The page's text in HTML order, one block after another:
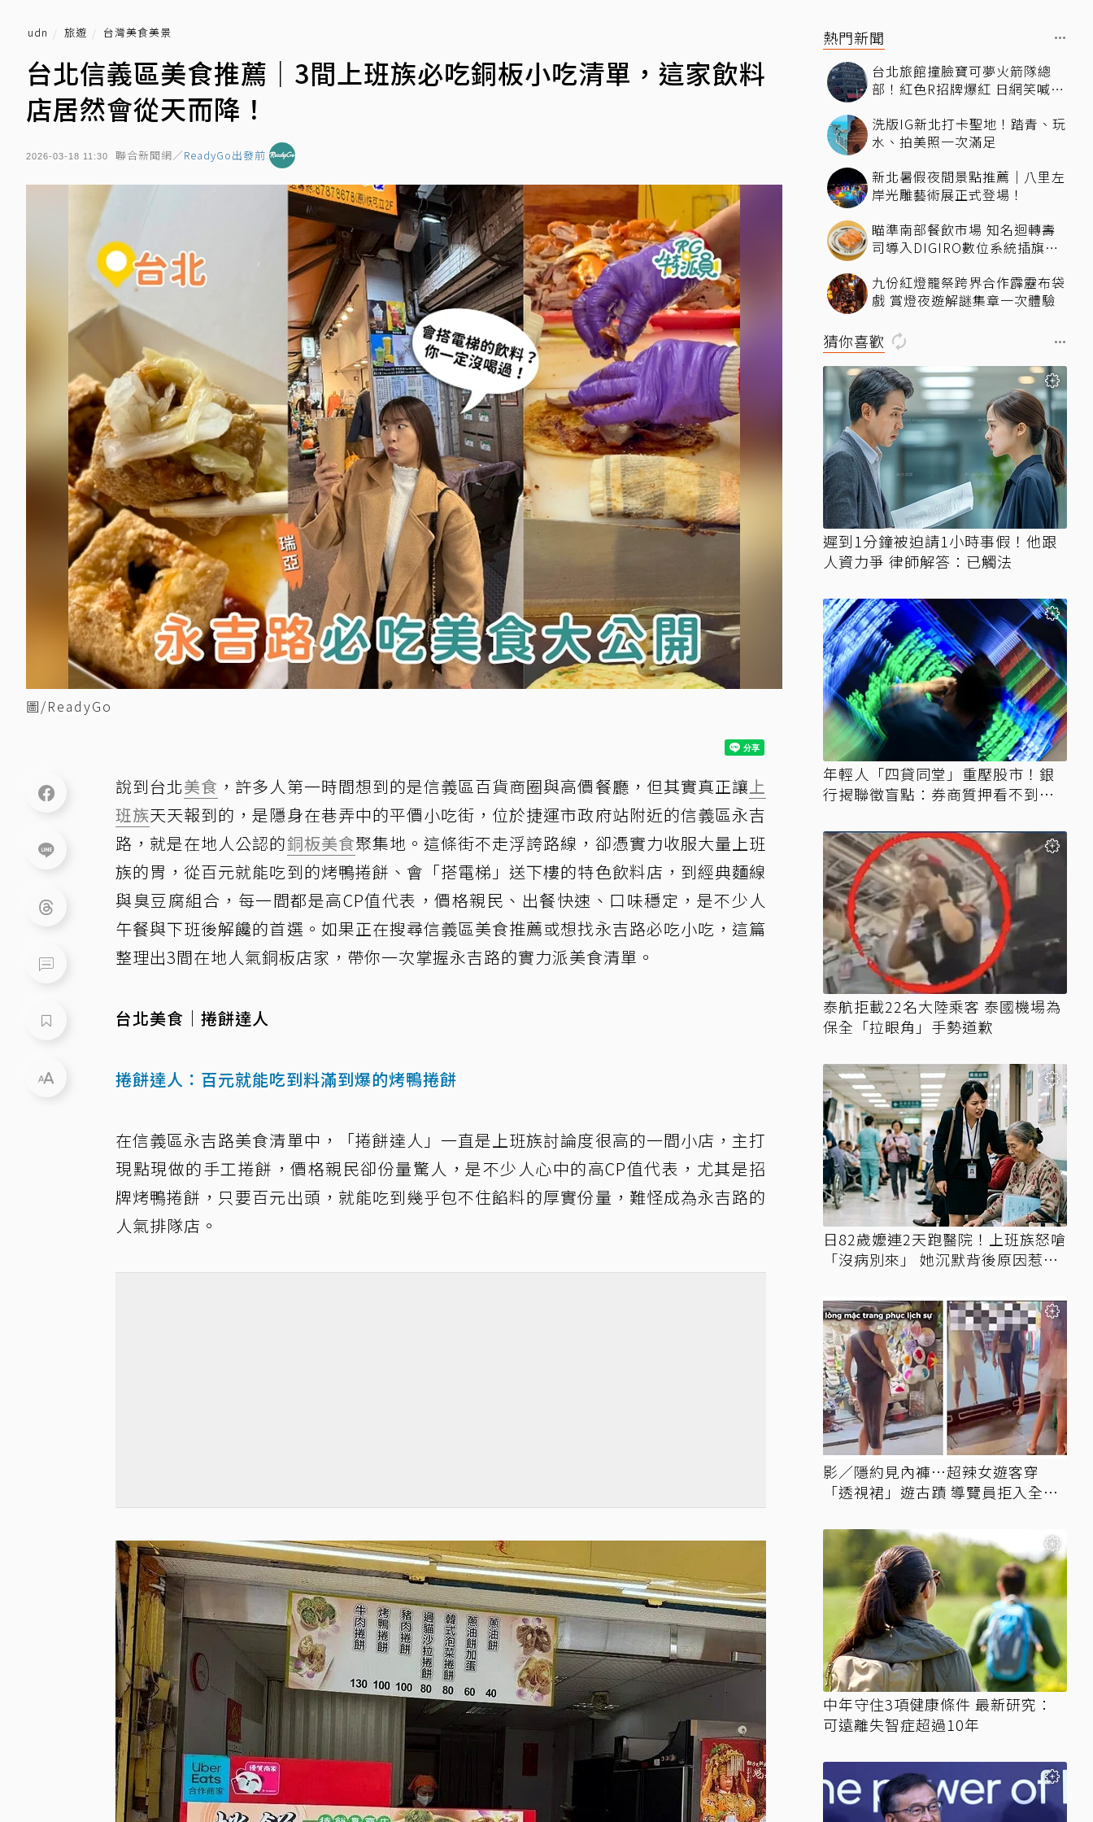
udn 旅遊 台灣美食美景
台北信義區美食推薦｜3間上班族必吃銅板小吃清單，這家飲料
店居然會從天而降！
2026-03-18 11:30 聯合新聞網／ReadyGo出發前
圖/ReadyGo
說到台北美食 ，許多人第一時間想到的是信義區百貨商圈與高價餐廳，但其實真正讓上
班族天天報到的，是隱身在巷弄中的平價小吃街，位於捷運市政府站附近的信義區永吉
路，就是在地人公認的銅板美食聚集地。這條街不走浮誇路線，卻憑實力收服大量上班
族的胃，從百元就能吃到的烤鴨捲餅、會「搭電梯」送下樓的特色飲料店，到經典麵線
與臭豆腐組合，每一間都是高CP值代表，價格親民、出餐快速、口味穩定，是不少人
午餐與下班後解饞的首選。如果正在搜尋信義區美食推薦或想找永吉路必吃小吃，這篇
整理出3間在地人氣銅板店家，帶你一次掌握永吉路的實力派美食清單。
台北美食｜捲餅達人
捲餅達人：百元就能吃到料滿到爆的烤鴨捲餅
在信義區永吉路美食清單中，「捲餅達人」一直是上班族討論度很高的一間小店，主打
現點現做的手工捲餅，價格親民卻份量驚人，是不少人心中的高CP值代表，尤其是招
牌烤鴨捲餅，只要百元出頭，就能吃到幾乎包不住餡料的厚實份量，難怪成為永吉路的
人氣排隊店。
熱門新聞
台北旅館撞臉寶可夢火箭隊總
部！紅色R招牌爆紅 日網笑喊：
洗版IG新北打卡聖地！踏青、玩
水、拍美照一次滿足
新北暑假夜間景點推薦｜八里左
岸光雕藝術展正式登場！
瞄準南部餐飲市場 知名迴轉壽
司導入DIGIRO數位系統插旗台
九份紅燈籠祭跨界合作霹靂布袋
戲 賞燈夜遊解謎集章一次體驗
猜你喜歡
遲到1分鐘被迫請1小時事假！他跟
人資力爭 律師解答：已觸法
年輕人「四貸同堂」重壓股市！銀
行揭聯徵盲點：券商質押看不到、
泰航拒載22名大陸乘客 泰國機場為
保全「拉眼角」手勢道歉
日82歲嬤連2天跑醫院！上班族怒嗆
「沒病別來」 她沉默背後原因惹鼻
影／隱約見內褲…超辣女遊客穿
「透視裙」遊古蹟 導覽員拒入全網
中年守住3項健康條件 最新研究：
可遠離失智症超過10年